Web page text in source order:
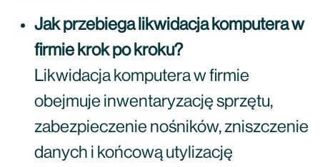
Jak przebiega likwidacja komputera w
firmie krok po kroku?
Likwidacja komputera w firmie
obejmuje inwentaryzację sprzętu,
zabezpieczenie nośników, zniszczenie
danych i końcową utylizację